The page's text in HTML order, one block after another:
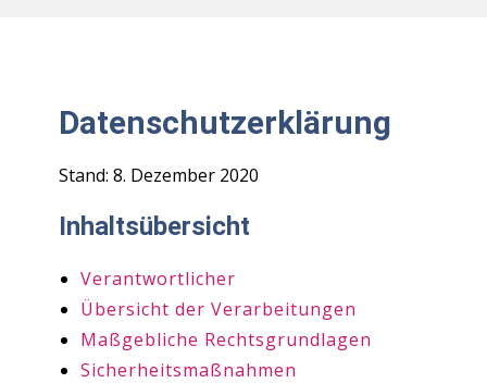
Datenschutzerklärung
Stand: 8. Dezember 2020
Inhaltsübersicht
Verantwortlicher
Übersicht der Verarbeitungen
Maßgebliche Rechtsgrundlagen
Sicherheitsmaßnahmen